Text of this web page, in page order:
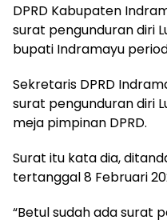
DPRD Kabupaten
surat pengunduran diri
bupati Indramayu
Sekretaris DPRD
surat pengunduran diri
meja pimpinan DPRD.
Surat itu kata dia,
tertanggal 8 Februari
“Betul sudah ada surat